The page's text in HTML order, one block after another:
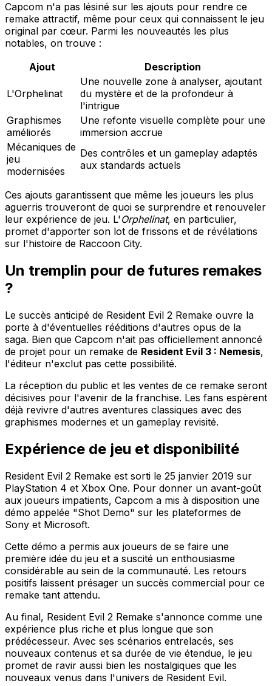
Capcom n'a pas lésiné sur les ajouts pour rendre ce
remake attractif, même pour ceux qui connaissent le jeu
original par cœur. Parmi les nouveautés les plus
notables, on trouve :
Ajout
Description
L'Orphelinat
Une nouvelle zone à analyser, ajoutant
du mystère et de la profondeur à
l'intrigue
Graphismes
améliorés
Une refonte visuelle complète pour une
immersion accrue
Mécaniques de
jeu
modernisées
Des contrôles et un gameplay adaptés
aux standards actuels
Ces ajouts garantissent que même les joueurs les plus
aguerris trouveront de quoi se surprendre et renouveler
leur expérience de jeu. L'Orphelinat, en particulier,
promet d'apporter son lot de frissons et de révélations
sur l'histoire de Raccoon City.
Un tremplin pour de futures remakes
?
Le succès anticipé de Resident Evil 2 Remake ouvre la
porte à d'éventuelles rééditions d'autres opus de la
saga. Bien que Capcom n'ait pas officiellement annoncé
de projet pour un remake de Resident Evil 3 : Nemesis,
l'éditeur n'exclut pas cette possibilité.
La réception du public et les ventes de ce remake seront
décisives pour l'avenir de la franchise. Les fans espèrent
déjà revivre d'autres aventures classiques avec des
graphismes modernes et un gameplay revisité.
Expérience de jeu et disponibilité
Resident Evil 2 Remake est sorti le 25 janvier 2019 sur
PlayStation 4 et Xbox One. Pour donner un avant-goût
aux joueurs impatients, Capcom a mis à disposition une
démo appelée "Shot Demo" sur les plateformes de
Sony et Microsoft.
Cette démo a permis aux joueurs de se faire une
première idée du jeu et a suscité un enthousiasme
considérable au sein de la communauté. Les retours
positifs laissent présager un succès commercial pour ce
remake tant attendu.
Au final, Resident Evil 2 Remake s'annonce comme une
expérience plus riche et plus longue que son
prédécesseur. Avec ses scénarios entrelacés, ses
nouveaux contenus et sa durée de vie étendue, le jeu
promet de ravir aussi bien les nostalgiques que les
nouveaux venus dans l'univers de Resident Evil.